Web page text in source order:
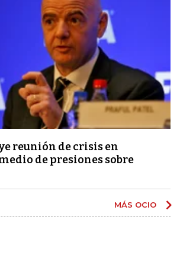
reunión de crisis en
de presiones sobre
MÁS OCIO